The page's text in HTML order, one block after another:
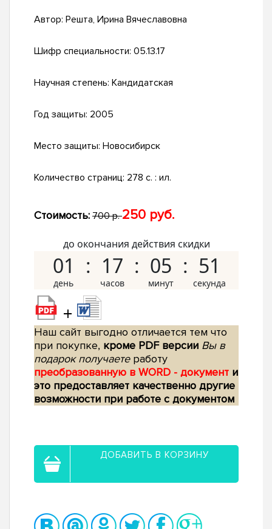
Автор: Решта, Ирина Вячеславовна
Шифр специальности: 05.13.17
Научная степень: Кандидатская
Год защиты: 2005
Место защиты: Новосибирск
Количество страниц: 278 с. : ил.
Стоимость: 700 р.250 руб.
до окончания действия скидки
01 17 05 50
+
Наш сайт выгодно отличается тем что
при покупке, кроме PDF версии Вы в
подарок получаетеработу
преобразованную в WORD - документ и
это предоставляет качественно другие
возможности при работе с документом
ДОБАВИТЬ В КОРЗИНУ